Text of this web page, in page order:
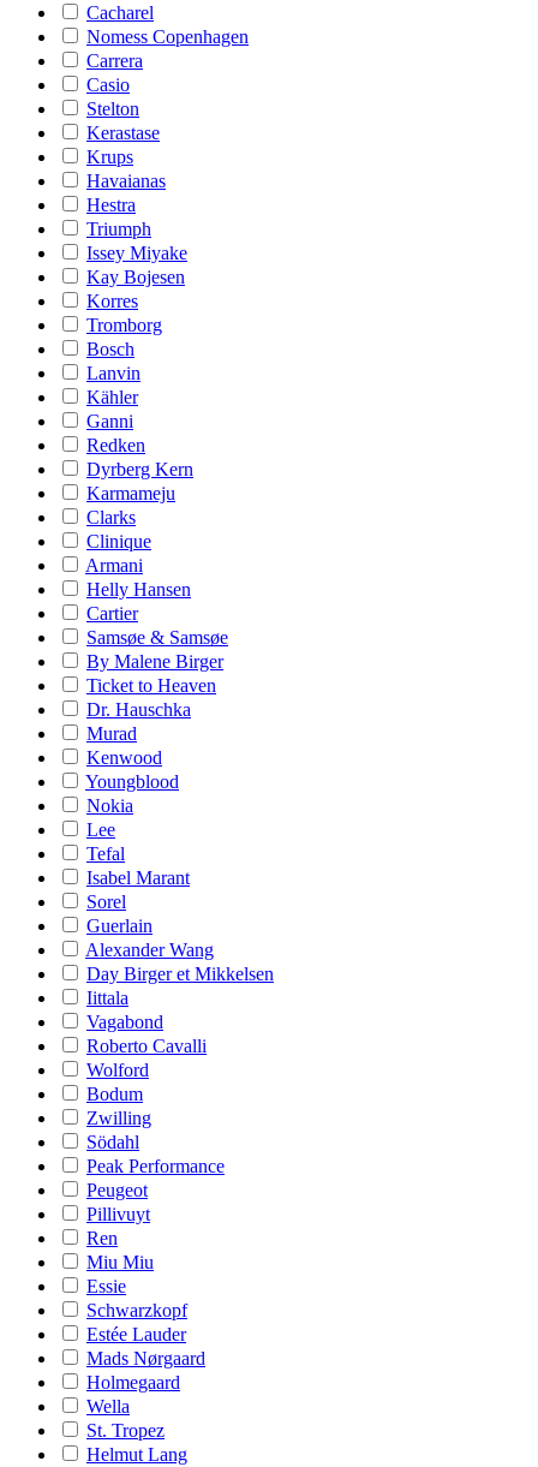
Cacharel
Nomess Copenhagen
Carrera
Casio
Stelton
Kerastase
Krups
Havaianas
Hestra
Triumph
Issey Miyake
Kay Bojesen
Korres
Tromborg
Bosch
Lanvin
Kähler
Ganni
Redken
Dyrberg Kern
Karmameju
Clarks
Clinique
Armani
Helly Hansen
Cartier
Samsøe & Samsøe
By Malene Birger
Ticket to Heaven
Dr. Hauschka
Murad
Kenwood
Youngblood
Nokia
Lee
Tefal
Isabel Marant
Sorel
Guerlain
Alexander Wang
Day Birger et Mikkelsen
Iittala
Vagabond
Roberto Cavalli
Wolford
Bodum
Zwilling
Södahl
Peak Performance
Peugeot
Pillivuyt
Ren
Miu Miu
Essie
Schwarzkopf
Estée Lauder
Mads Nørgaard
Holmegaard
Wella
St. Tropez
Helmut Lang